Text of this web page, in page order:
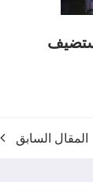
المقال السابق